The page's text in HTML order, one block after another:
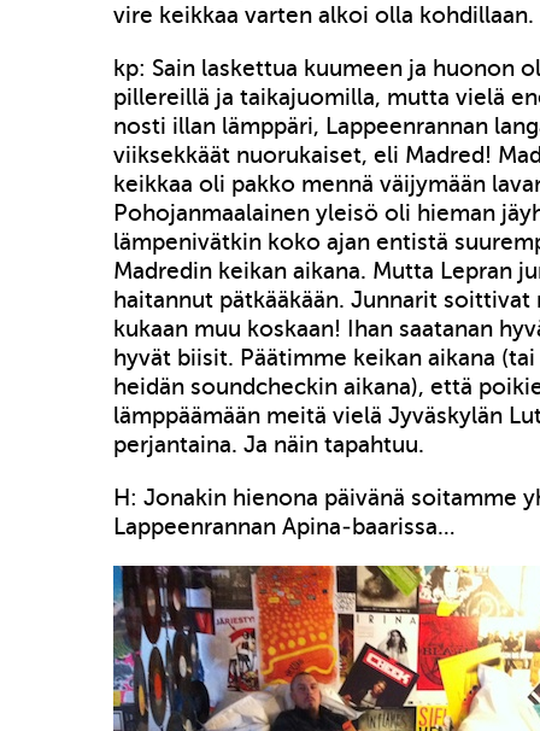
vire keikkaa varten alkoi olla kohdillaan.
kp: Sain laskettua kuumeen ja huonon
pillereillä ja taikajuomilla, mutta vielä
nosti illan lämppäri, Lappeenrannan
viiksekkäät nuorukaiset, eli Madred!
keikkaa oli pakko mennä väijymään
Pohojanmaalainen yleisö oli hieman
lämpenivätkin koko ajan entistä
Madredin keikan aikana. Mutta Lepran
haitannut pätkääkään. Junnarit soittivat
kukaan muu koskaan! Ihan saatanan
hyvät biisit. Päätimme keikan aikana
heidän soundcheckin aikana), että
lämppäämään meitä vielä Jyväskylän
perjantaina. Ja näin tapahtuu.
H: Jonakin hienona päivänä soitamme
Lappeenrannan Apina-baarissa…